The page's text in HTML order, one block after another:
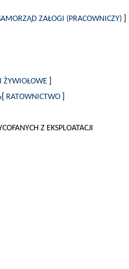
ZAŁOGI (PRACOWNICZY)
ŻYWIOŁOWE
RATOWNICTWO
Z EKSPLOATACJI